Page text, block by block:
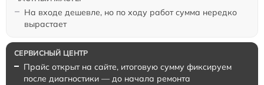
На входе дешевле, но по ходу работ сумма нередко
вырастает
Прайс открыт на сайте, итоговую сумму фиксируем
после диагностики — до начала ремонта